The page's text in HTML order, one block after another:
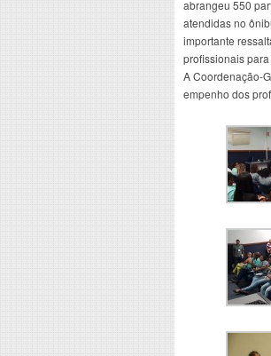
abrangeu 550
atendidas no
importante
profissionais
A Coordenação-
empenho dos